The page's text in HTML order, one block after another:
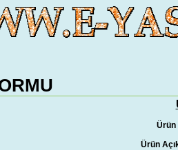
Ürün
Ürün